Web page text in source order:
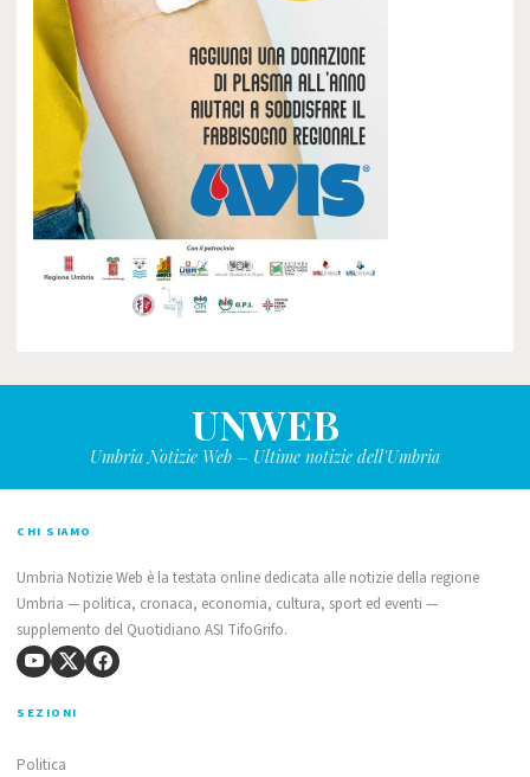
UNWEB
Umbria Notizie Web – Ultime notizie dell'Umbria
CHI SIAMO
Umbria Notizie Web è la testata online dedicata alle notizie della regione
Umbria — politica, cronaca, economia, cultura, sport ed eventi —
supplemento del Quotidiano ASI TifoGrifo.
SEZIONI
Politica